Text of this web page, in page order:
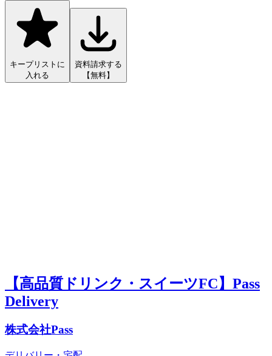
キープリストに
入れる
資料請求する
【無料】
【高品質ドリンク・スイーツFC】Pass
Delivery
株式会社Pass